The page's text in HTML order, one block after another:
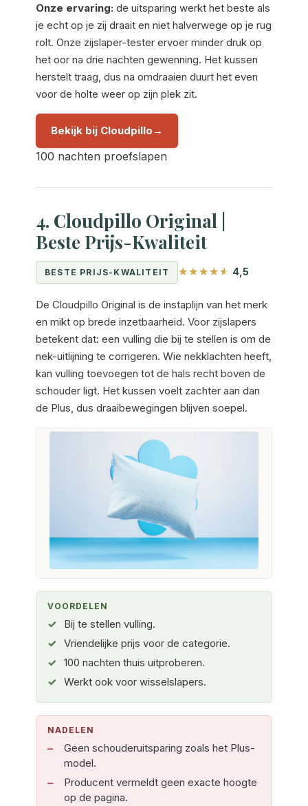
Onze ervaring: de uitsparing werkt het beste als
je echt op je zij draait en niet halverwege op je rug
rolt. Onze zijslaper-tester ervoer minder druk op
het oor na drie nachten gewenning. Het kussen
herstelt traag, dus na omdraaien duurt het even
voor de holte weer op zijn plek zit.
Bekijk bij Cloudpillo
100 nachten proefslapen
4. Cloudpillo Original |
Beste Prijs-Kwaliteit
BESTE PRIJS-KWALITEIT 4,5
De Cloudpillo Original is de instaplijn van het merk
en mikt op brede inzetbaarheid. Voor zijslapers
betekent dat: een vulling die bij te stellen is om de
nek-uitlijning te corrigeren. Wie nekklachten heeft,
kan vulling toevoegen tot de hals recht boven de
schouder ligt. Het kussen voelt zachter aan dan
de Plus, dus draaibewegingen blijven soepel.
VOORDELEN
Bij te stellen vulling.
Vriendelijke prijs voor de categorie.
100 nachten thuis uitproberen.
Werkt ook voor wisselslapers.
NADELEN
Geen schouderuitsparing zoals het Plus-
model.
Producent vermeldt geen exacte hoogte
op de pagina.